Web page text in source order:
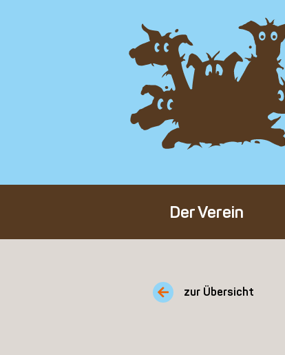
Der Verein
Über den Verein
Unser Team
zur Übersicht